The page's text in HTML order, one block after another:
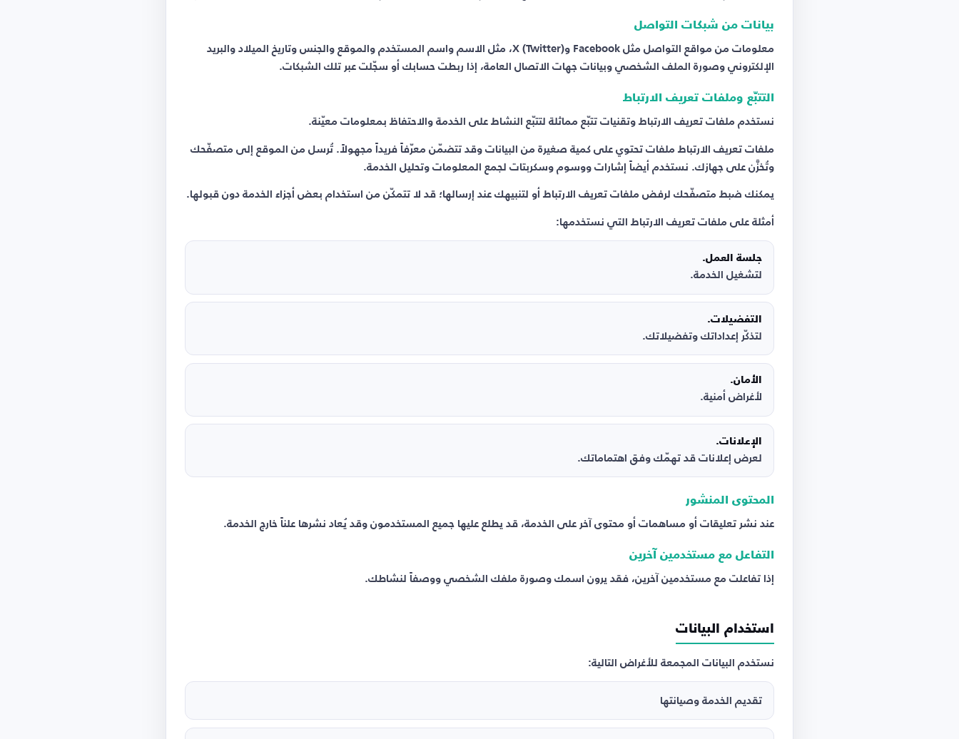
بيانات من شبكات التواصل
معلومات من مواقع التواصل مثل Facebook وX (Twitter)، مثل الاسم واسم المستخدم والموقع والجنس وتاريخ الميلاد والبريد
الإلكتروني وصورة الملف الشخصي وبيانات جهات الاتصال العامة، إذا ربطت حسابك أو سجّلت عبر تلك الشبكات.
التتبّع وملفات تعريف الارتباط
نستخدم ملفات تعريف الارتباط وتقنيات تتبّع مماثلة لتتبّع النشاط على الخدمة والاحتفاظ بمعلومات معيّنة.
ملفات تعريف الارتباط ملفات تحتوي على كمية صغيرة من البيانات وقد تتضمّن معرّفاً فريداً مجهولاً. تُرسل من الموقع إلى متصفّحك
وتُخزَّن على جهازك. نستخدم أيضاً إشارات ووسوم وسكربتات لجمع المعلومات وتحليل الخدمة.
يمكنك ضبط متصفّحك لرفض ملفات تعريف الارتباط أو لتنبيهك عند إرسالها؛ قد لا تتمكّن من استخدام بعض أجزاء الخدمة دون قبولها.
أمثلة على ملفات تعريف الارتباط التي نستخدمها:
جلسة العمل.
لتشغيل الخدمة.
التفضيلات.
لتذكّر إعداداتك وتفضيلاتك.
الأمان.
لأغراض أمنية.
الإعلانات.
لعرض إعلانات قد تهمّك وفق اهتماماتك.
المحتوى المنشور
عند نشر تعليقات أو مساهمات أو محتوى آخر على الخدمة، قد يطلع عليها جميع المستخدمون وقد يُعاد نشرها علناً خارج الخدمة.
التفاعل مع مستخدمين آخرين
إذا تفاعلت مع مستخدمين آخرين، فقد يرون اسمك وصورة ملفك الشخصي ووصفاً لنشاطك.
استخدام البيانات
نستخدم البيانات المجمعة للأغراض التالية:
تقديم الخدمة وصيانتها